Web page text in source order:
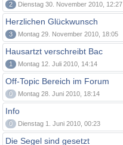
2 Dienstag 30. November 2010, 12:27
Herzlichen Glückwunsch
3 Montag 29. November 2010, 18:05
Hausartzt verschreibt Bac
1 Montag 12. Juli 2010, 14:14
Off-Topic Bereich im Forum
0 Montag 28. Juni 2010, 18:14
Info
0 Dienstag 1. Juni 2010, 00:23
Die Segel sind gesetzt